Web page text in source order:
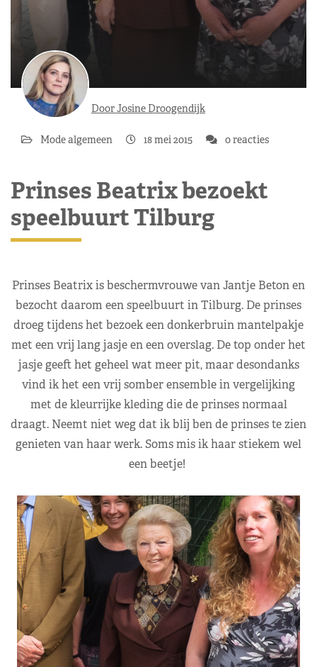
Door Josine Droogendijk
Mode algemeen 18 mei 2015 0 reacties
Prinses Beatrix bezoekt
speelbuurt Tilburg
Prinses Beatrix is beschermvrouwe van Jantje Beton en
bezocht daarom een speelbuurt in Tilburg. De prinses
droeg tijdens het bezoek een donkerbruin mantelpakje
met een vrij lang jasje en een overslag. De top onder het
jasje geeft het geheel wat meer pit, maar desondanks
vind ik het een vrij somber ensemble in vergelijking
met de kleurrijke kleding die de prinses normaal
draagt. Neemt niet weg dat ik blij ben de prinses te zien
genieten van haar werk. Soms mis ik haar stiekem wel
een beetje!